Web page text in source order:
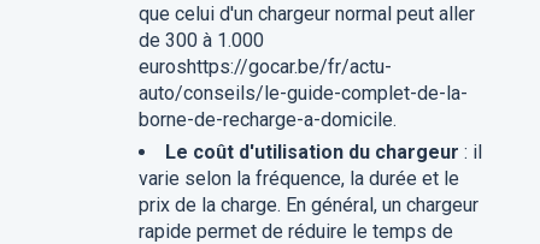
que celui d'un chargeur normal peut aller
de 300 à 1.000
euroshttps://gocar.be/fr/actu-
auto/conseils/le-guide-complet-de-la-
borne-de-recharge-a-domicile.
Le coût d'utilisation du chargeur : il
varie selon la fréquence, la durée et le
prix de la charge. En général, un chargeur
rapide permet de réduire le temps de